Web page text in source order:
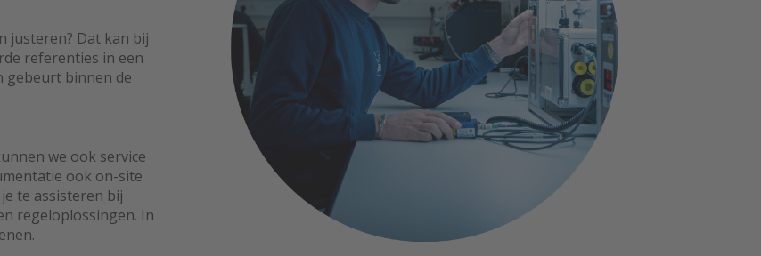
justeren? Dat kan bij
referenties in een
gebeurt binnen de
we ook service
ook on-site
te assisteren bij
regeloplossingen. In